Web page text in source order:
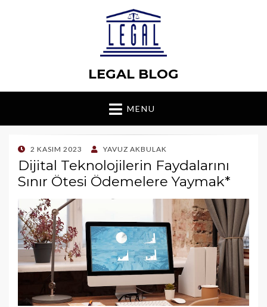
LEGAL BLOG
MENU
POSTED
ON
2 KASIM 2023 YAVUZ AKBULAK
Dijital Teknolojilerin Faydalarını
Sınır Ötesi Ödemelere Yaymak*